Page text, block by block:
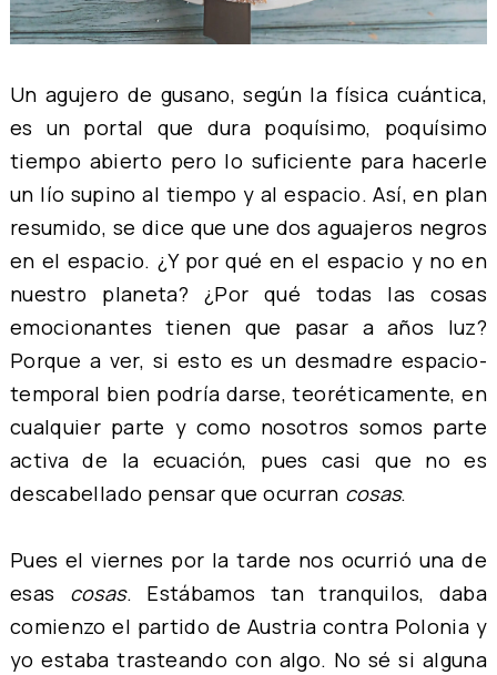
Un agujero de gusano, según la física cuántica,
es un portal que dura poquísimo, poquísimo
tiempo abierto pero lo suficiente para hacerle
un lío supino al tiempo y al espacio. Así, en plan
resumido, se dice que une dos aguajeros negros
en el espacio. ¿Y por qué en el espacio y no en
nuestro planeta? ¿Por qué todas las cosas
emocionantes tienen que pasar a años luz?
Porque a ver, si esto es un desmadre espacio-
temporal bien podría darse, teoréticamente, en
cualquier parte y como nosotros somos parte
activa de la ecuación, pues casi que no es
descabellado pensar que ocurran cosas.
Pues el viernes por la tarde nos ocurrió una de
esas cosas. Estábamos tan tranquilos, daba
comienzo el partido de Austria contra Polonia y
yo estaba trasteando con algo. No sé si alguna